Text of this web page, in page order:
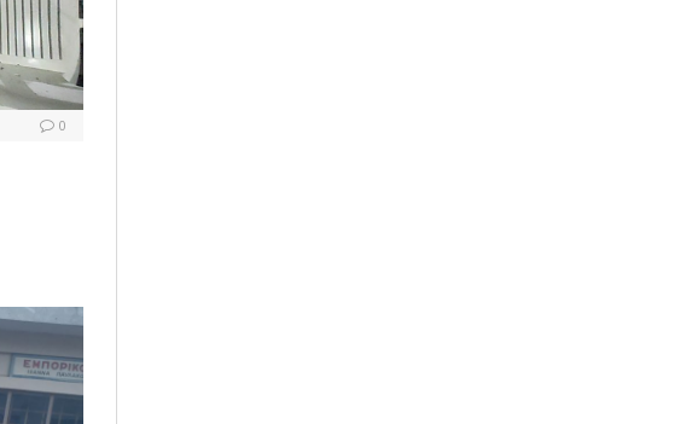
0